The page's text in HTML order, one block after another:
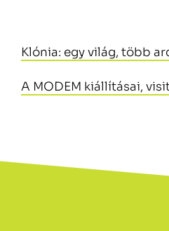
Klónia: egy világ, több
A MODEM kiállításai,